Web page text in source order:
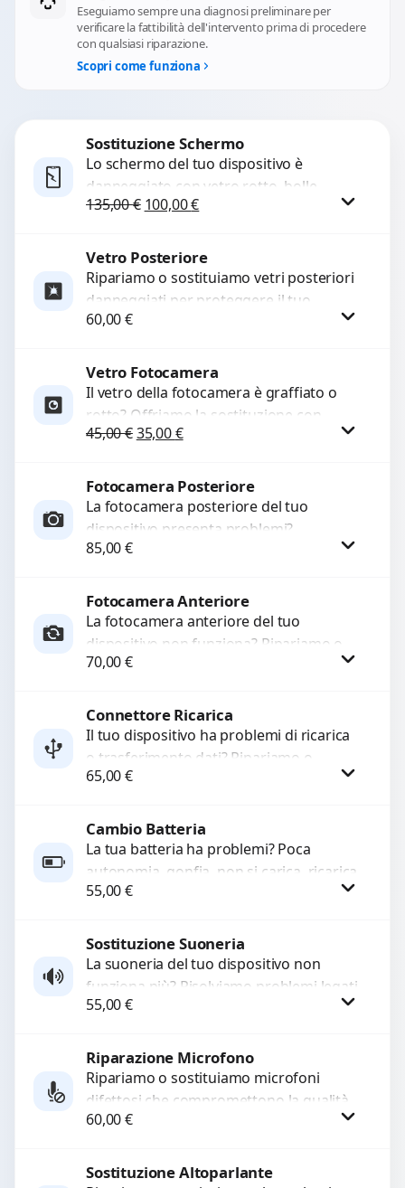
Eseguiamo sempre una diagnosi preliminare per
verificare la fattibilità dell'intervento prima di procedere
con qualsiasi riparazione.
Scopri come funziona
Sostituzione Schermo
Lo schermo del tuo dispositivo è
danneggiato con vetro rotto, bolle,
macchie, schermo nero o pixel morti?
135,00€ Il prezzo originale era: 135,00 €.
100,00€Il prezzo attuale è: 100,00 €.
Procedi
Vetro Posteriore
Ripariamo o sostituiamo vetri posteriori
danneggiati per proteggere il tuo
dispositivo e ripristinare l’estetica
qualità...
60,00€
Procedi
Vetro Fotocamera
Il vetro della fotocamera è graffiato o
rotto? Offriamo la sostituzione con
ricambi di alta qualità garantiti per 3
45,00€Il prezzo originale era: 45,00 €.
35,00€Il prezzo attuale è: 35,00 €.
Procedi
Fotocamera Posteriore
La fotocamera posteriore del tuo
dispositivo presenta problemi?
Interveniamo per risolvere guasti come
funzionante,...
85,00€
Procedi
Fotocamera Anteriore
La fotocamera anteriore del tuo
dispositivo non funziona? Ripariamo o
sostituiamo fotocamere guaste con
a...
70,00€
Procedi
Connettore Ricarica
Il tuo dispositivo ha problemi di ricarica
o trasferimento dati? Ripariamo o
sostituiamo connettori di ricarica guasti,
65,00€
Procedi
Cambio Batteria
La tua batteria ha problemi? Poca
autonomia, gonfia, non si carica, ricarica
lenta o cicli di ricarica esauriti?
55,00€
Procedi
Sostituzione Suoneria
La suoneria del tuo dispositivo non
funziona più? Risolviamo problemi legati
a moduli audio difettosi con interventi
55,00€
Procedi
Riparazione Microfono
Ripariamo o sostituiamo microfoni
difettosi che compromettono la qualità
audio delle registrazioni o delle
di...
60,00€
Procedi
Sostituzione Altoparlante